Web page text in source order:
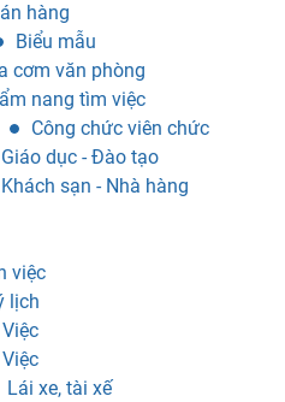
hàng
Biểu mẫu
cơm văn phòng
nang tìm việc
Công chức viên chức
Giáo dục - Đào tạo
Khách sạn - Nhà hàng
việc
lịch
Lái xe, tài xế